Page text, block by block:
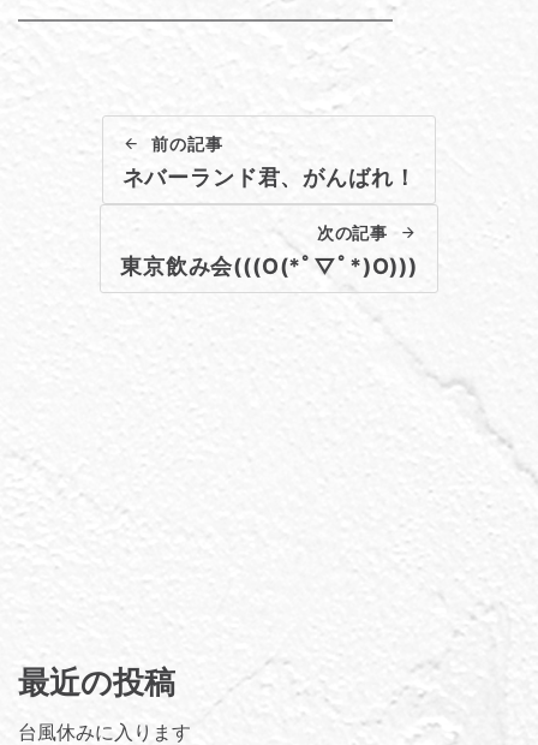
———————————————————–
前の記事
ネバーランド君、がんばれ！
次の記事
東京飲み会(((O(*ﾟ▽ﾟ*)O)))
最近の投稿
台風休みに入ります